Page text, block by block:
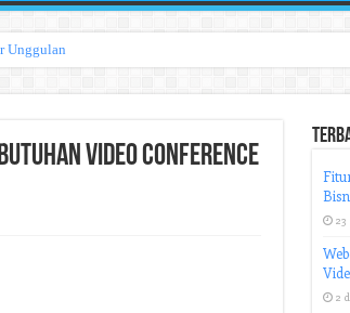
Unggulan
Video Conference
23
2